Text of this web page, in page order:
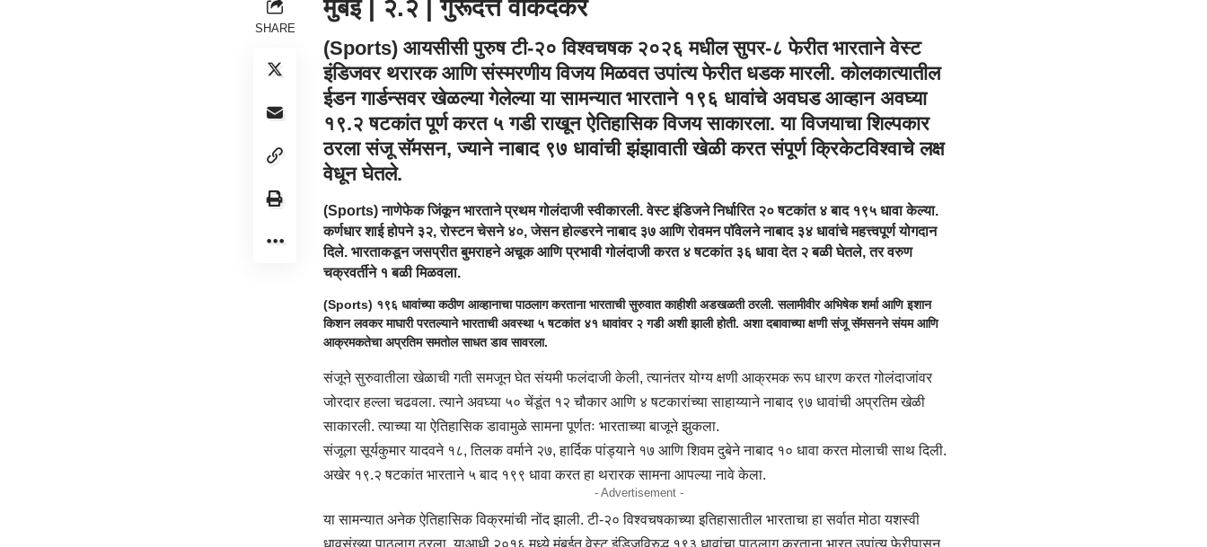
SHARE
मुंबई | २.२ | गुरूदत्त वाकदेकर
(Sports) आयसीसी पुरुष टी-२० विश्वचषक २०२६ मधील सुपर-८ फेरीत भारताने वेस्ट
इंडिजवर थरारक आणि संस्मरणीय विजय मिळवत उपांत्य फेरीत धडक मारली. कोलकात्यातील
ईडन गार्डन्सवर खेळल्या गेलेल्या या सामन्यात भारताने १९६ धावांचे अवघड आव्हान अवघ्या
१९.२ षटकांत पूर्ण करत ५ गडी राखून ऐतिहासिक विजय साकारला. या विजयाचा शिल्पकार
ठरला संजू सॅमसन, ज्याने नाबाद ९७ धावांची झंझावाती खेळी करत संपूर्ण क्रिकेटविश्वाचे लक्ष
वेधून घेतले.
(Sports) नाणेफेक जिंकून भारताने प्रथम गोलंदाजी स्वीकारली. वेस्ट इंडिजने निर्धारित २० षटकांत ४ बाद १९५ धावा केल्या.
कर्णधार शाई होपने ३२, रोस्टन चेसने ४०, जेसन होल्डरने नाबाद ३७ आणि रोवमन पॉवेलने नाबाद ३४ धावांचे महत्त्वपूर्ण योगदान
दिले. भारताकडून जसप्रीत बुमराहने अचूक आणि प्रभावी गोलंदाजी करत ४ षटकांत ३६ धावा देत २ बळी घेतले, तर वरुण
चक्रवर्तीने १ बळी मिळवला.
(Sports) १९६ धावांच्या कठीण आव्हानाचा पाठलाग करताना भारताची सुरुवात काहीशी अडखळती ठरली. सलामीवीर अभिषेक शर्मा आणि इशान
किशन लवकर माघारी परतल्याने भारताची अवस्था ५ षटकांत ४१ धावांवर २ गडी अशी झाली होती. अशा दबावाच्या क्षणी संजू सॅमसनने संयम आणि
आक्रमकतेचा अप्रतिम समतोल साधत डाव सावरला.
संजूने सुरुवातीला खेळाची गती समजून घेत संयमी फलंदाजी केली, त्यानंतर योग्य क्षणी आक्रमक रूप धारण करत गोलंदाजांवर
जोरदार हल्ला चढवला. त्याने अवघ्या ५० चेंडूंत १२ चौकार आणि ४ षटकारांच्या साहाय्याने नाबाद ९७ धावांची अप्रतिम खेळी
साकारली. त्याच्या या ऐतिहासिक डावामुळे सामना पूर्णतः भारताच्या बाजूने झुकला.
संजूला सूर्यकुमार यादवने १८, तिलक वर्माने २७, हार्दिक पांड्याने १७ आणि शिवम दुबेने नाबाद १० धावा करत मोलाची साथ दिली.
अखेर १९.२ षटकांत भारताने ५ बाद १९९ धावा करत हा थरारक सामना आपल्या नावे केला.
- Advertisement -
या सामन्यात अनेक ऐतिहासिक विक्रमांची नोंद झाली. टी-२० विश्वचषकाच्या इतिहासातील भारताचा हा सर्वात मोठा यशस्वी
धावसंख्या पाठलाग ठरला. याआधी २०१६ मध्ये मुंबईत वेस्ट इंडिजविरुद्ध १९३ धावांचा पाठलाग करताना भारत उपांत्य फेरीपासून